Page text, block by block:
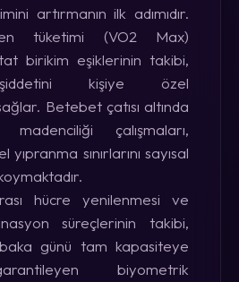
artırmanın ilk adımıdır.
tüketimi (VO2 Max)
birikim eşiklerinin takibi,
kişiye özel
Betebet çatısı altında
çalışmaları,
sınırlarını sayısal
hücre yenilenmesi ve
süreçlerinin takibi,
günü tam kapasiteye
biyometrik